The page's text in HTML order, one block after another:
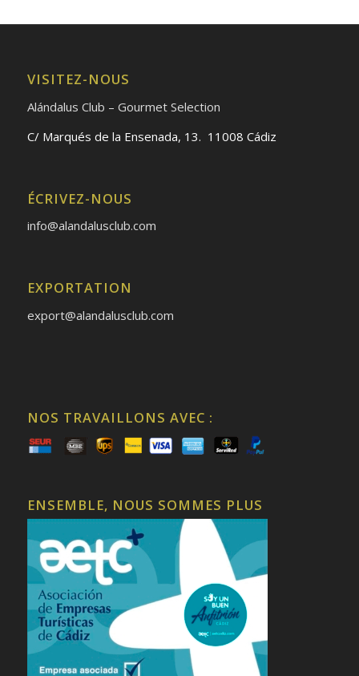
VISITEZ-NOUS
Alándalus Club – Gourmet Selection
C/ Marqués de la Ensenada, 13. 11008 Cádiz
ÉCRIVEZ-NOUS
info@alandalusclub.com
EXPORTATION
export@alandalusclub.com
NOS TRAVAILLONS AVEC :
ENSEMBLE, NOUS SOMMES PLUS